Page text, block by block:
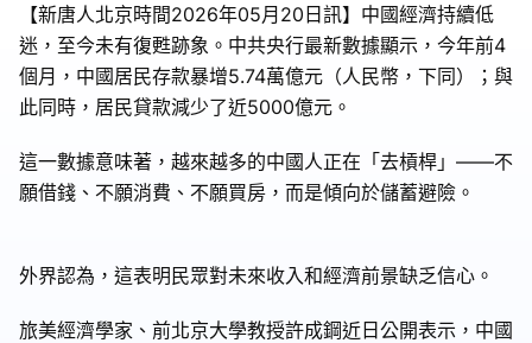
【新唐人北京時間2026年05月20日訊】中國經濟持續低
迷，至今未有復甦跡象。中共央行最新數據顯示，今年前4
個月，中國居民存款暴增5.74萬億元（人民幣，下同）；與
此同時，居民貸款減少了近5000億元。
這一數據意味著，越來越多的中國人正在「去槓桿」——不
願借錢、不願消費、不願買房，而是傾向於儲蓄避險。
外界認為，這表明民眾對未來收入和經濟前景缺乏信心。
旅美經濟學家、前北京大學教授許成鋼近日公開表示，中國